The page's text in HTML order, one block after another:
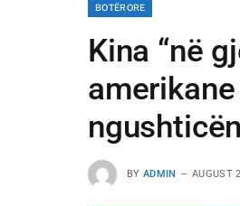
BOTËRORE
Kina “në
BY ADMIN AUGUST